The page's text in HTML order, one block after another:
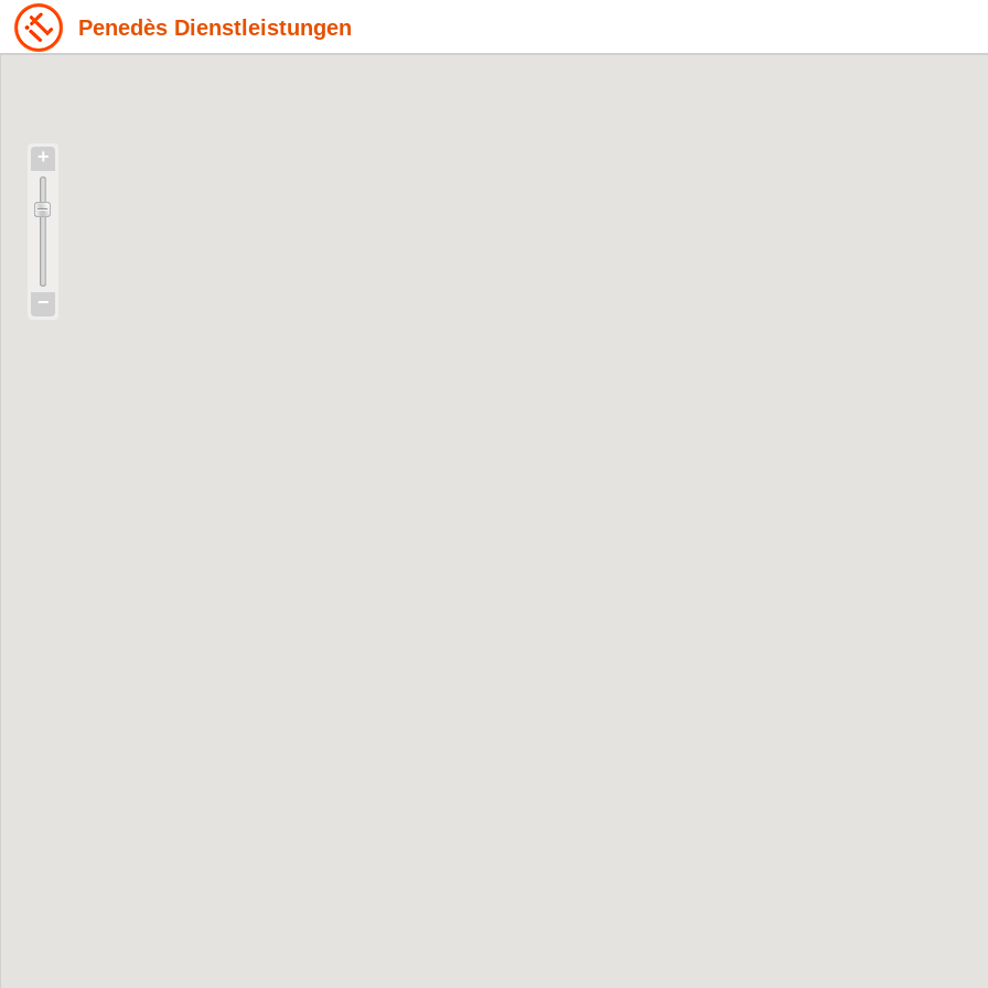
Penedès Dienstleistungen
+
−